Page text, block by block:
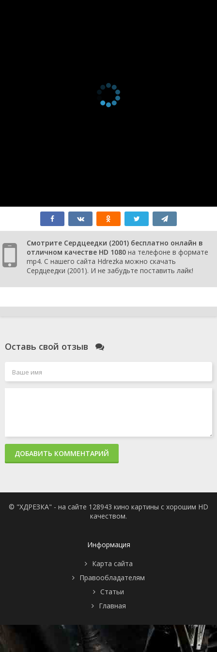
Смотрите Сердцеедки (2001) бесплатно онлайн в
отличном качестве HD 1080 на телефоне в формате
mp4. С нашего сайта Hdrezka можно скачать
Сердцеедки (2001). И не забудьте поставить лайк!
Оставь свой отзыв
ДОБАВИТЬ КОММЕНТАРИЙ
© "ХДРЕЗКА" - на сайте 128943 кино картины с хорошим HD
качеством.
Информация
Карта сайта
Правообладателям
Статьи
Главная